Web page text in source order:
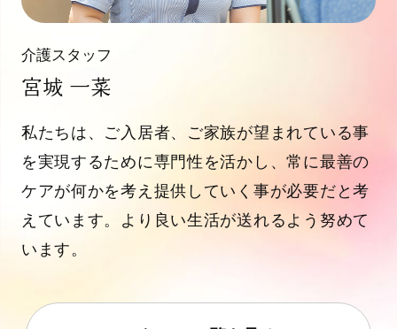
介護スタッフ
宮城 一菜
私たちは、ご入居者、ご家族が望まれている事
を実現するために専門性を活かし、常に最善の
ケアが何かを考え提供していく事が必要だと考
えています。より良い生活が送れるよう努めて
います。